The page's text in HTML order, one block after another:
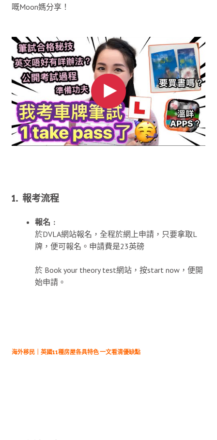
嘅Moon媽分享！
1. 報考流程
報名﹕
於DVLA網站報名，全程於網上申請，只要拿取L
牌，便可報名。申請費是23英磅
於 Book your theory test網站，按start now，便開
始申請。
海外移民｜英國11種房屋各具特色 一文看清優缺點